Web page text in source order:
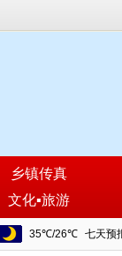
乡镇传真
文化▪旅游